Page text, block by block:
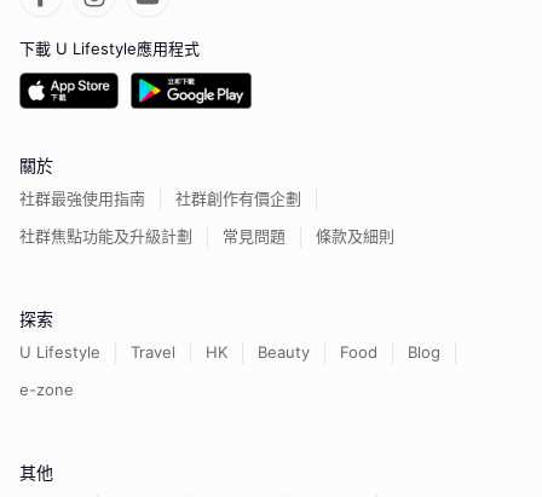
下載 U Lifestyle應用程式
關於
社群最強使用指南
社群創作有價企劃
社群焦點功能及升級計劃
常見問題 條款及細則
探索
U Lifestyle Travel HK Beauty Food
Blog
e-zone
其他